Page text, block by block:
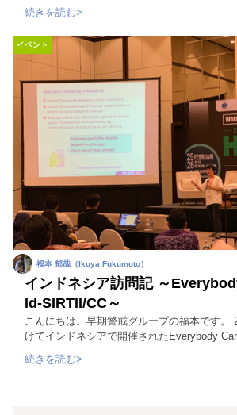
続きを読む>
イベント
福本 郁哉（Ikuya Fukumoto）
インドネシア訪問記 ～
Id-SIRTII/CC～
こんにちは。早期警戒グループの福本です。
けてインドネシアで開催されたEverybody
続きを読む>